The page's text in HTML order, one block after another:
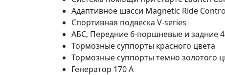
Адаптивное шасси Magnetic Ride
Спортивная подвеска V-series
АБС, Передние 6-поршневые и задние
Тормозные суппорты красного цвета
Тормозные суппорты темно золотого
Генератор 170 A